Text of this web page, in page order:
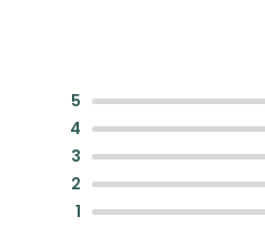
5
4
3
2
1